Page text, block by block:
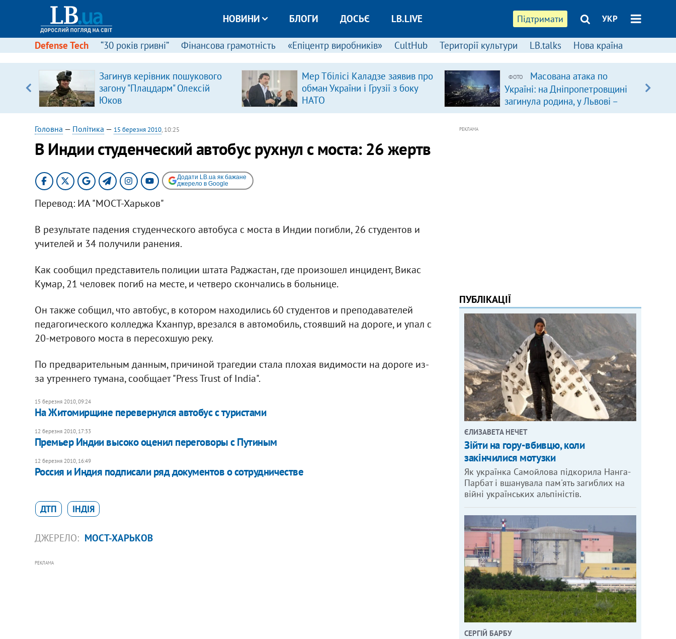
Підтримати УКР
НОВИНИ БЛОГИ ДОСЬЄ LB.LIVE
Defense Tech “30 років гривні” Фінансова грамотність «Епіцентр виробників» CultHub Території культури LB.talks Нова країна
Загинув керівник пошукового
загону "Плацдарм" Олексій
Юков
Мер Тбілісі Каладзе заявив про
обман України і Грузії з боку
НАТО
ФОТО
Масована атака по
Україні: на Дніпропетровщині
загинула родина, у Львові –
удар по багатоповерхівках
Головна — Політика — 15 березня 2010, 10:25
В Индии студенческий автобус рухнул с моста: 26 жертв
Додати LB.ua як бажане
джерело в Google
Перевод: ИА "МОСТ-Харьков"
В результате падения студенческого автобуса с моста в Индии погибли, 26 студентов и
учителей и 34 получили ранения.
Как сообщил представитель полиции штата Раджастан, где произошел инцидент, Викас
Кумар, 21 человек погиб на месте, и четверо скончались в больнице.
Он также собщил, что автобус, в котором находились 60 студентов и преподавателей
педагогического колледжа Кханпур, врезался в автомобиль, стоявший на дороге, и упал с
20-метрового моста в пересохшую реку.
По предварительным данным, причиной трагедии стала плохая видимости на дороге из-
за утреннего тумана, сообщает "Press Trust of India".
15 березня 2010, 09:24
На Житомирщине перевернулся автобус с туристами
12 березня 2010, 17:33
Премьер Индии высоко оценил переговоры с Путиным
12 березня 2010, 16:49
Россия и Индия подписали ряд документов о сотрудничестве
ДТП ІНДІЯ
ДЖЕРЕЛО: МОСТ-ХАРЬКОВ
РЕКЛАМА
РЕКЛАМА
ПУБЛІКАЦІЇ
ЄЛИЗАВЕТА НЕЧЕТ
Зійти на гору-вбивцю, коли
закінчилися мотузки
Як українка Самойлова підкорила Нанга-
Парбат і вшанувала пам'ять загиблих на
війні українських альпіністів.
СЕРГІЙ БАРБУ